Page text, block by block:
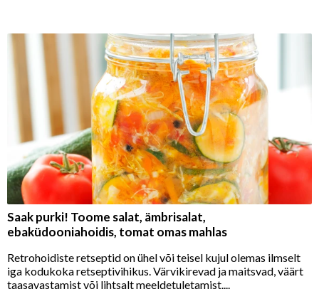
Saak purki! Toome salat, ämbrisalat,
ebaküdooniahoidis, tomat omas mahlas
Retrohoidiste retseptid on ühel või teisel kujul olemas ilmselt
iga kodukoka retseptivihikus. Värvikirevad ja maitsvad, väärt
taasavastamist või lihtsalt meeldetuletamist....